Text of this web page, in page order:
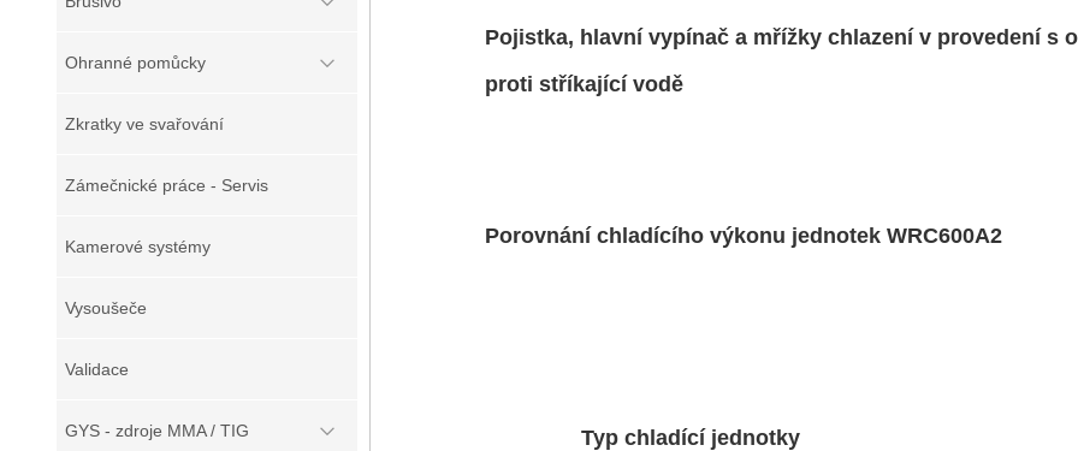
Ohranné pomůcky
Zkratky ve svařování
Zámečnické práce - Servis
Kamerové systémy
Vysoušeče
Validace
GYS - zdroje MMA / TIG
Pojistka, hlavní vypínač a mřížky chlazení v provedení s
proti stříkající vodě
Porovnání chladícího výkonu jednotek WRC600A2
Typ chladící jednotky